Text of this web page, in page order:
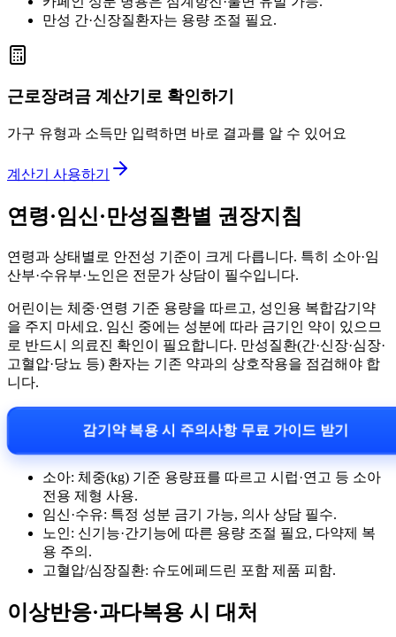
만성 간·신장질환자는 용량 조절 필요.
근로장려금 계산기로 확인하기
가구 유형과 소득만 입력하면 바로 결과를 알 수 있어요
계산기 사용하기
연령·임신·만성질환별 권장지침
연령과 상태별로 안전성 기준이 크게 다릅니다. 특히 소아·임
산부·수유부·노인은 전문가 상담이 필수입니다.
어린이는 체중·연령 기준 용량을 따르고, 성인용 복합감기약
을 주지 마세요. 임신 중에는 성분에 따라 금기인 약이 있으므
로 반드시 의료진 확인이 필요합니다. 만성질환(간·신장·심장·
고혈압·당뇨 등) 환자는 기존 약과의 상호작용을 점검해야 합
니다.
감기약 복용 시 주의사항 무료 가이드 받기
소아: 체중(kg) 기준 용량표를 따르고 시럽·연고 등 소아
전용 제형 사용.
임신·수유: 특정 성분 금기 가능, 의사 상담 필수.
노인: 신기능·간기능에 따른 용량 조절 필요, 다약제 복
용 주의.
고혈압/심장질환: 슈도에페드린 포함 제품 피함.
이상반응·과다복용 시 대처